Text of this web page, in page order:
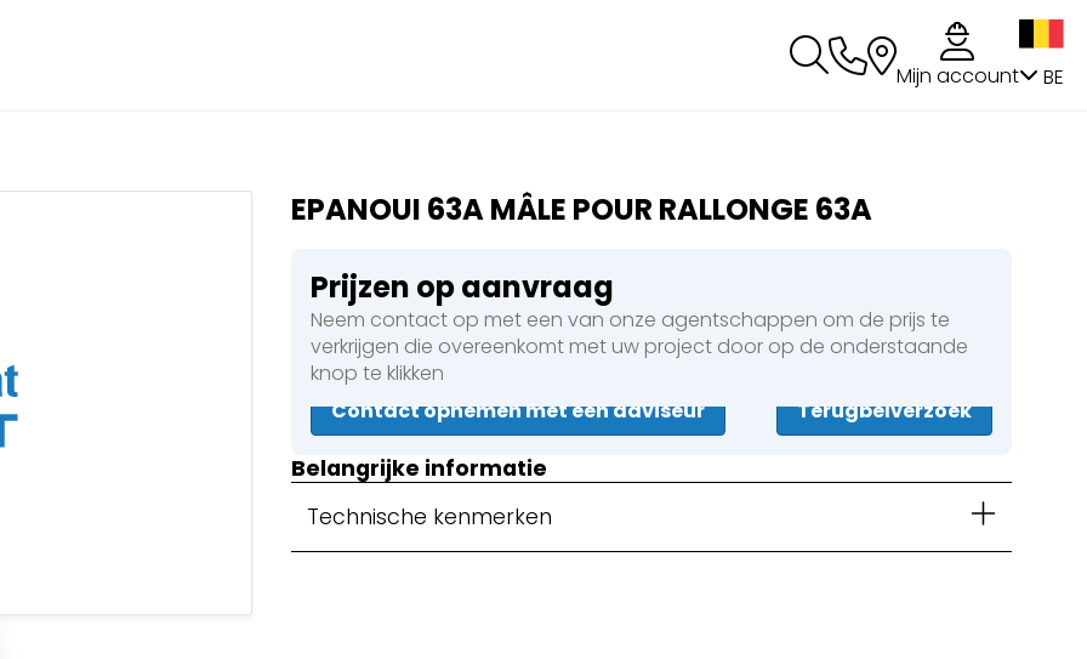
Mijn account BE
EPANOUI 63A MÂLE POUR RALLONGE 63A
Technische kenmerken
Belangrijke informatie
Contact opnemen met een adviseur Terugbelverzoek
Prijzen op aanvraag
Neem contact op met een van onze agentschappen om de prijs te
verkrijgen die overeenkomt met uw project door op de onderstaande
knop te klikken